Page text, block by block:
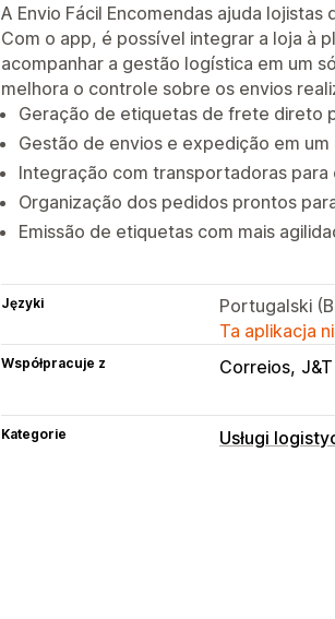
A Envio Fácil Encomendas ajuda
Com o app, é possível integrar a loja à
acompanhar a gestão logística em um
melhora o controle sobre os envios
Geração de etiquetas de frete direto
Gestão de envios e expedição em um
Integração com transportadoras
Organização dos pedidos prontos
Emissão de etiquetas com mais
Języki
Portugalski
Ta aplikacja
Współpracuje z Correios
Kategorie Usługi